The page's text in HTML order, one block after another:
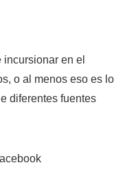
incursionar en el
o al menos eso es lo
diferentes fuentes